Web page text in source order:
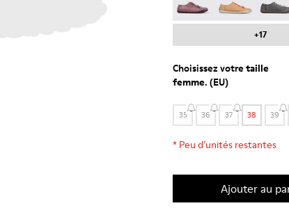
+17
Choisissez votretaille
femme. (EU)
35 36 37 38 39
* Peu d’unités restantes
Ajouter au